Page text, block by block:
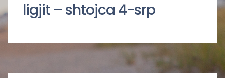
ligjit – shtojca 4-srp